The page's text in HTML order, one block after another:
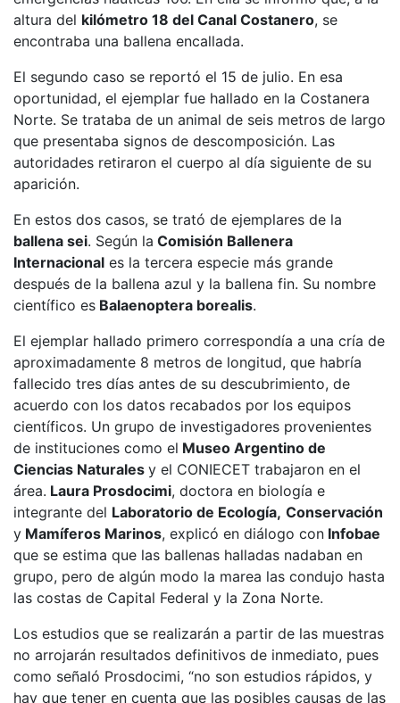
altura del kilómetro 18 del Canal Costanero, se
encontraba una ballena encallada.
El segundo caso se reportó el 15 de julio. En esa
oportunidad, el ejemplar fue hallado en la Costanera
Norte. Se trataba de un animal de seis metros de largo
que presentaba signos de descomposición. Las
autoridades retiraron el cuerpo al día siguiente de su
aparición.
En estos dos casos, se trató de ejemplares de la
ballena sei. Según la Comisión Ballenera
Internacional es la tercera especie más grande
después de la ballena azul y la ballena fin. Su nombre
científico es Balaenoptera borealis.
El ejemplar hallado primero correspondía a una cría de
aproximadamente 8 metros de longitud, que habría
fallecido tres días antes de su descubrimiento, de
acuerdo con los datos recabados por los equipos
científicos. Un grupo de investigadores provenientes
de instituciones como el Museo Argentino de
Ciencias Naturales y el CONIECET trabajaron en el
área. Laura Prosdocimi, doctora en biología e
integrante del Laboratorio de Ecología, Conservación
y Mamíferos Marinos, explicó en diálogo con Infobae
que se estima que las ballenas halladas nadaban en
grupo, pero de algún modo la marea las condujo hasta
las costas de Capital Federal y la Zona Norte.
Los estudios que se realizarán a partir de las muestras
no arrojarán resultados definitivos de inmediato, pues
como señaló Prosdocimi, “no son estudios rápidos, y
hay que tener en cuenta que las posibles causas de las